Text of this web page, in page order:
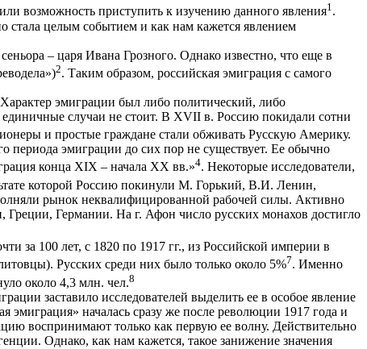
возможность приступить к изучению данного явления1.
стала целым событием и как нам кажется явлением
– царя Ивана Грозного. Однако известно, что еще в
2. Таким образом, российская эмиграция с самого
эмиграции был либо политический, либо
случаи не стоит. В XVII в. Россию покидали сотни
и простые граждане стали обживать Русскую Америку.
периода эмиграции до сих пор не существует. Ее обычно
конца XIX – начала XX вв.»4. Некоторые исследователи,
которой Россию покинули М. Горький, В.И. Ленин,
рынок неквалифицированной рабочей силы. Активно
Греции, Германии. На г. Афон число русских монахов достигло
за 100 лет, с 1820 по 1917 гг., из Российской империи в
Русских среди них было только около 5%7. Именно
около 4,3 млн. чел.8
заставило исследователей выделить ее в особое явление
началась сразу же после революции 1917 года и
воспринимают только как первую ее волну. Действительно
Однако, как нам кажется, такое занижение значения